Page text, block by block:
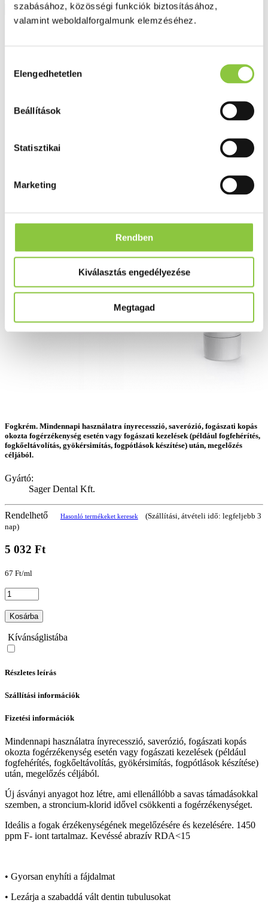
szabásához, közösségi funkciók biztosításához,
valamint weboldalforgalmunk elemzéséhez.
kiválasztása
Elengedhetetlen
Beállítások
Statisztikai
Marketing
Rendben
Kiválasztás engedélyezése
Megtagad
Curasept Biosmalto fogkrém, 75 ml
Curasept Biosmalto fogkrém,
Fogkrém. Mindennapi használatra ínyrecesszió, saverózió, fogászati kopás
okozta fogérzékenység esetén vagy fogászati kezelések (például fogfehérítés,
fogkőeltávolítás, gyökérsimítás, fogpótlások készítése) után, megelőzés
céljából.
Gyártó:
Sager Dental Kft.
Rendelhető Hasonló termékeket keresek
(Szállítási, átvételi idő: legfeljebb 3
nap)
5 032 Ft
67 Ft/ml
Kosárba
Kívánságlistába
Részletes leírás
Szállítási információk
Fizetési információk
Mindennapi használatra ínyrecesszió, saverózió, fogászati kopás
okozta fogérzékenység esetén vagy fogászati kezelések (például
fogfehérítés, fogkőeltávolítás, gyökérsimítás, fogpótlások készítése)
után, megelőzés céljából.
Új ásványi anyagot hoz létre, ami ellenállóbb a savas támadásokkal
szemben, a stroncium-klorid idővel csökkenti a fogérzékenységet.
Ideális a fogak érzékenységének megelőzésére és kezelésére. 1450
ppm F- iont tartalmaz. Kevéssé abrazív RDA<15
• Gyorsan enyhíti a fájdalmat
• Lezárja a szabaddá vált dentin tubulusokat